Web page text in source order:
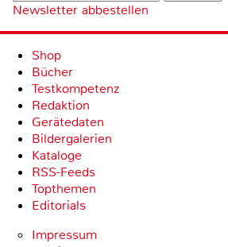
Newsletter abbestellen
Shop
Bücher
Testkompetenz
Redaktion
Gerätedaten
Bildergalerien
Kataloge
RSS-Feeds
Topthemen
Editorials
Impressum